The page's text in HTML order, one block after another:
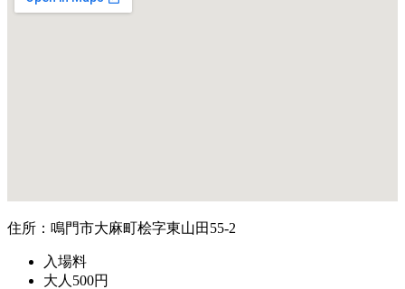
住所：鳴門市大麻町桧字東山田55-2
入場料
大人500円